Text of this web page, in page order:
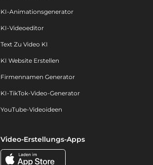
KI-Animationsgenerator
KI-Videoeditor
Text Zu Video KI
KI Website Erstellen
Firmennamen Generator
KI-TikTok-Video-Generator
YouTube-Videoideen
Video-Erstellungs-Apps